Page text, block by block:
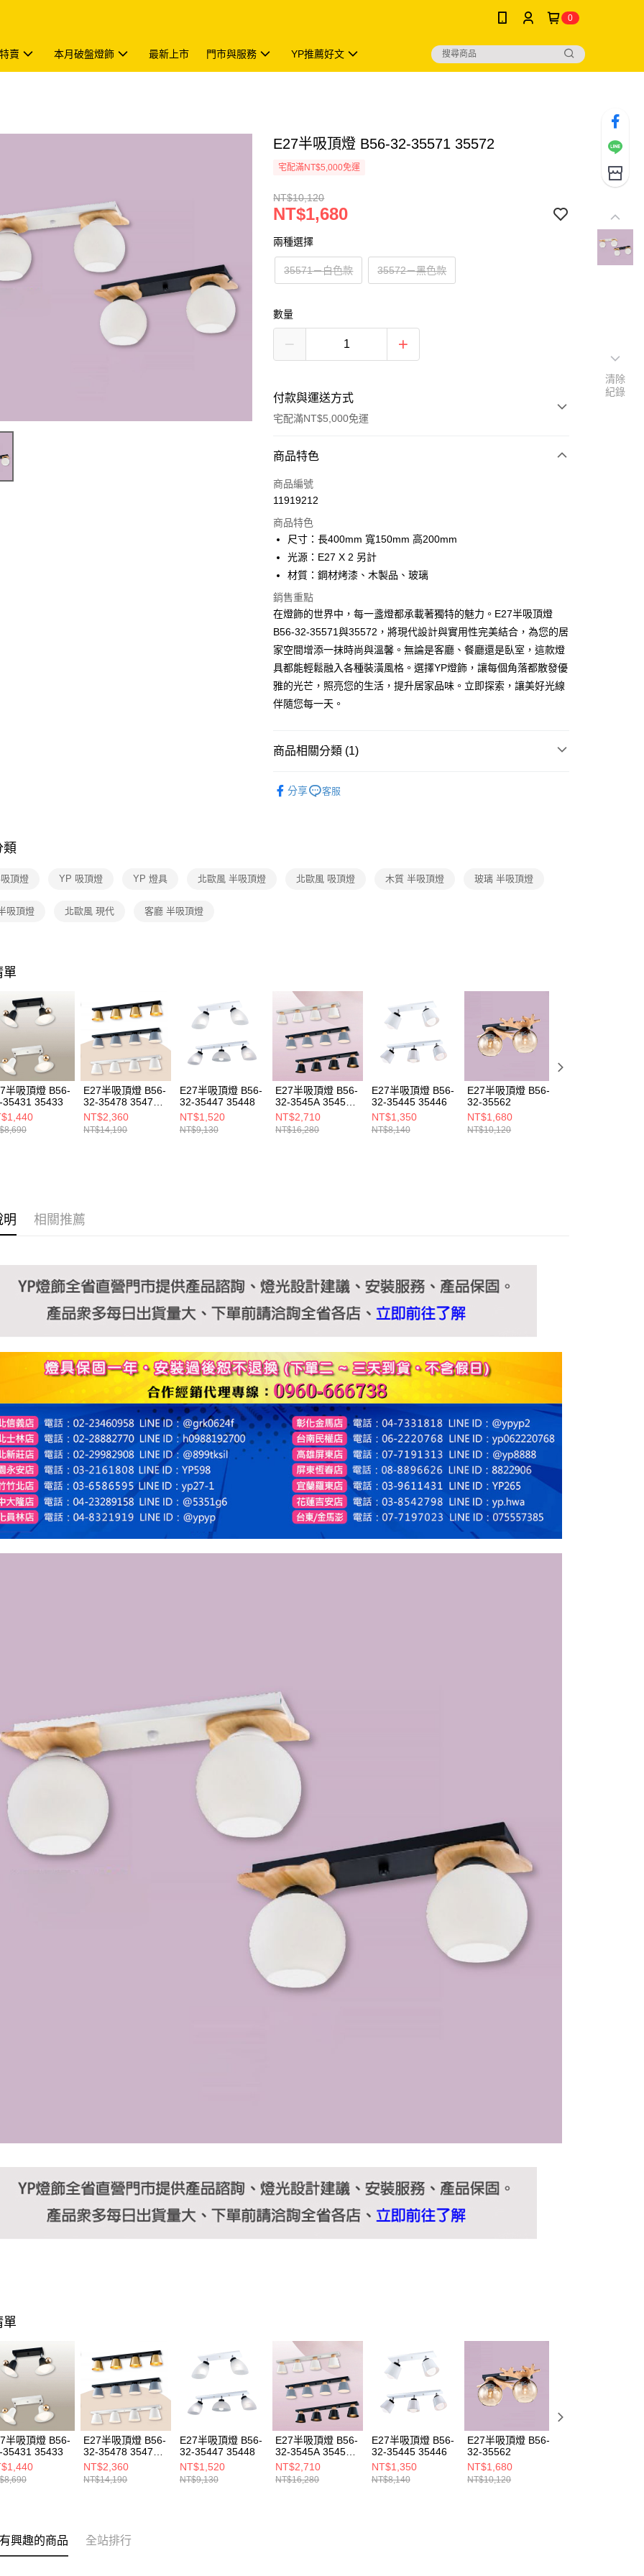
0
賣 本月破盤燈飾 最新上市 門市與服務 YP推薦好文
E27半吸頂燈 B56-32-35571 35572
宅配滿NT$5,000免運
NT$10,120
NT$1,680
兩種選擇
35571－白色款 35572－黑色款
數量
付款與運送方式
宅配滿NT$5,000免運
付款方式
信用卡一次付款
Apple Pay
街口支付
Google Pay
AFTEE先享後付
相關說明
【關於「AFTEE先享後付」】
AFTEE先享後付是「在收到商品之後才付款」的支付方式。 讓您購物簡單
２．便利：只要手機號碼，簡訊認證，即可結帳。
【「AFTEE先享後付」結帳流程】
絡購買商品的店家。未經商家同意取消之訂單仍視為有效，需透過AFTEE
求債權轉讓予恩沛科技股份有限公司。
２．關於個人資料處理事宜，請瀏覽以下網址：
https://aftee.tw/terms/#terms3
３．未成年的使用者請事先徵得法定代理人或監護人之同意方可使用
「AFTEE先享後付」，若未經同意申辦者引起之損失，本公司不負相關責
任。
４．使用「AFTEE先享後付」時，將依據個別帳號之用戶狀況，依本公司
即時審查核予不同之上限額度；若仍有額度不足之情形，本公司將視審查
結果請求用戶進行身份認證。
５．嚴禁一人註冊多個帳號或使用他人資訊註冊。若發現惡意使用之情
形，恩沛科技股份有限公司將有權停止該用戶之使用額度並採取法律行
ATM付款
運送方式
新竹貨運宅配
商品特色
商品編號
11919212
商品特色
尺寸：長400mm 寬150mm 高200mm
光源：E27 X 2 另計
材質：鋼材烤漆、木製品、玻璃
銷售重點
在燈飾的世界中，每一盞燈都承載著獨特的魅力。E27半吸頂燈
B56-32-35571與35572，將現代設計與實用性完美結合，為您的居
家空間增添一抹時尚與溫馨。無論是客廳、餐廳還是臥室，這款燈
具都能輕鬆融入各種裝潢風格。選擇YP燈飾，讓每個角落都散發優
雅的光芒，照亮您的生活，提升居家品味。立即探索，讓美好光線
伴隨您每一天。
商品相關分類 (1)
分享
客服
類
頂燈 YP 吸頂燈 YP 燈具 北歐風 半吸頂燈 北歐風 吸頂燈 木質 半吸頂燈 玻璃 半吸頂燈
吸頂燈 北歐風 現代 客廳 半吸頂燈
單
半吸頂燈 B56-
35431 35433
E27半吸頂燈 B56-
32-35478 3547A
3547C
NT$2,360
NT$14,190
E27半吸頂燈 B56-
32-35447 35448
NT$1,520
NT$9,130
E27半吸頂燈 B56-
32-3545A 3545B
3545C
NT$2,710
NT$16,280
E27半吸頂燈 B56-
32-35445 35446
NT$1,350
NT$8,140
E27半吸頂燈 B56-
32-35562
NT$1,680
NT$10,120
明 相關推薦
單
半吸頂燈 B56-
35431 35433
E27半吸頂燈 B56-
32-35478 3547A
3547C
NT$2,360
NT$14,190
E27半吸頂燈 B56-
32-35447 35448
NT$1,520
NT$9,130
E27半吸頂燈 B56-
32-3545A 3545B
3545C
NT$2,710
NT$16,280
E27半吸頂燈 B56-
32-35445 35446
NT$1,350
NT$8,140
E27半吸頂燈 B56-
32-35562
NT$1,680
NT$10,120
興趣的商品 全站排行
清除
紀錄